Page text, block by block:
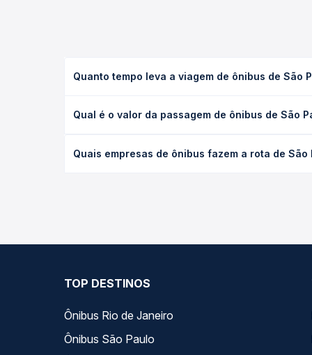
Quanto tempo leva a viagem de ônibus de São
executivo ou leito) e as condições de tráfego. Na
Qual é o valor da passagem de ônibus de São
poltrona e a antecedência da compra. Na Quero
Quais empresas de ônibus fazem a rota de São
TOP DESTINOS
Ônibus Rio de Janeiro
Ônibus São Paulo